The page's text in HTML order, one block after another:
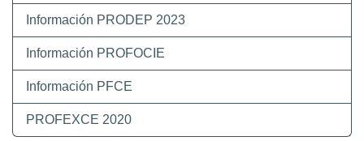
Información PRODEP 2023
Información PROFOCIE
Información PFCE
PROFEXCE 2020